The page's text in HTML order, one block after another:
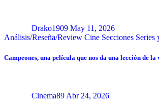
Drako1909 May 11, 2026
Análisis/Reseña/Review Cine Secciones Series
Campeones, una película que nos da una lección de la
Cinema89 Abr 24, 2026